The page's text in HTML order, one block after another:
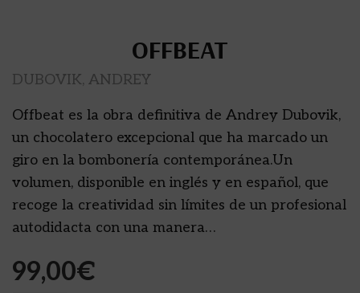
OFFBEAT
DUBOVIK, ANDREY
Offbeat es la obra definitiva de Andrey Dubovik,
un chocolatero excepcional que ha marcado un
giro en la bombonería contemporánea.Un
volumen, disponible en inglés y en español, que
recoge la creatividad sin límites de un profesional
autodidacta con una manera…
99,00€